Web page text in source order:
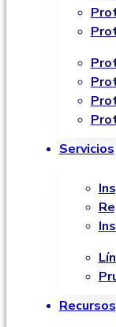
Servicios
Recursos